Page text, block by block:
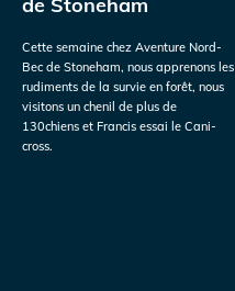
de Stoneham
Cette semaine chez Aventure Nord-
Bec de Stoneham, nous apprenons les
rudiments de la survie en forêt, nous
visitons un chenil de plus de
130chiens et Francis essai le Cani-
cross.